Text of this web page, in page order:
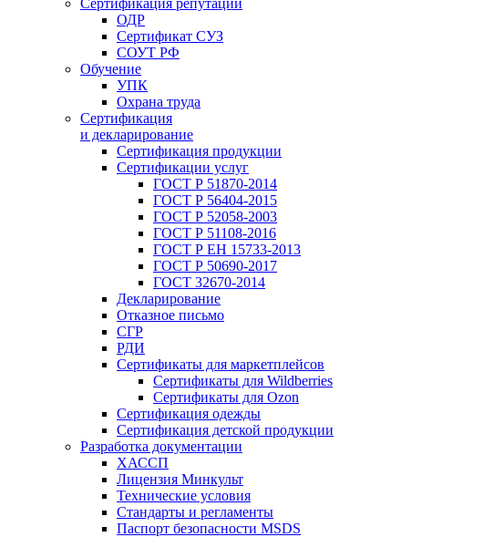
Сертификация репутации
ОДР
Сертификат СУЗ
СОУТ РФ
Обучение
УПК
Охрана труда
Сертификация
и декларирование
Сертификация продукции
Сертификации услуг
ГОСТ Р 51870-2014
ГОСТ Р 56404-2015
ГОСТ Р 52058-2003
ГОСТ Р 51108-2016
ГОСТ Р ЕН 15733-2013
ГОСТ Р 50690-2017
ГОСТ 32670-2014
Декларирование
Отказное письмо
СГР
РДИ
Сертификаты для маркетплейсов
Сертификаты для Wildberries
Сертификаты для Ozon
Сертификация одежды
Сертификация детской продукции
Разработка документации
ХАССП
Лицензия Минкульт
Технические условия
Стандарты и регламенты
Паспорт безопасности MSDS